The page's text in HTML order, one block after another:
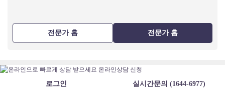
전문가 홈 전문가 홈
로그인 실시간문의 (1644-6977)